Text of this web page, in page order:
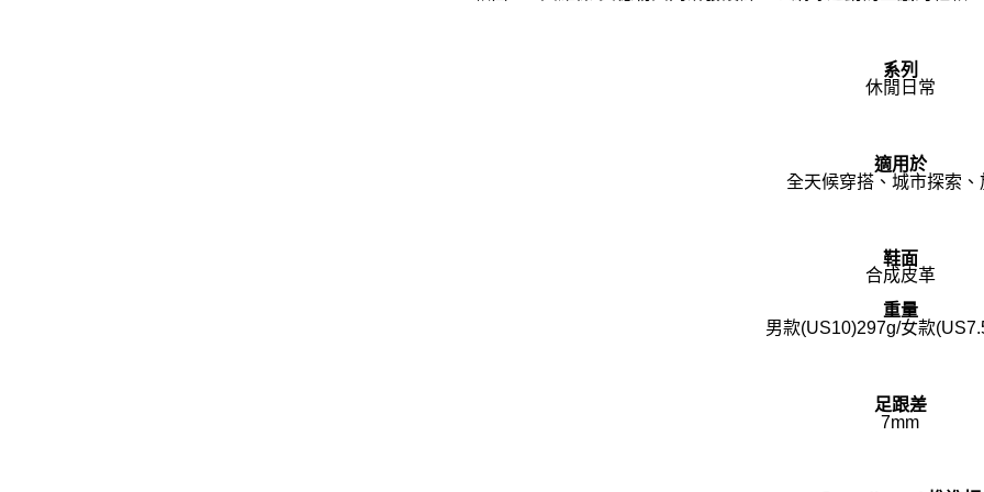
系列
休閒日常
適用於
全天候穿搭、城市探索、
鞋面
合成皮革
重量
男款(US10)297g/女款
足跟差
7mm